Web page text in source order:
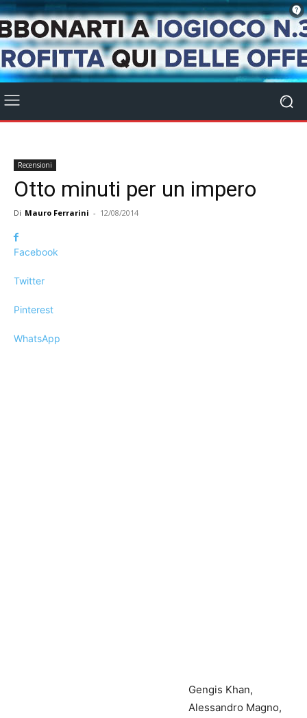
Recensioni
Otto minuti per un impero
Di Mauro Ferrarini - 12/08/2014
Facebook
Twitter
Pinterest
WhatsApp
Gengis Khan,
Alessandro Magno,